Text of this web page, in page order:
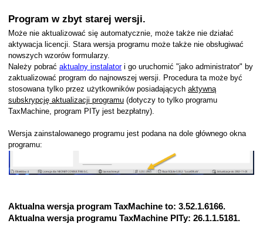
Program w zbyt starej wersji.
Może nie aktualizować się automatycznie, może także nie działać
aktywacja licencji. Stara wersja programu może także nie obsługiwać
nowszych wzorów formularzy.
Należy pobrać aktualny instalatori go uruchomić "jako administrator" by
zaktualizować program do najnowszej wersji. Procedura ta może być
stosowana tylko przez użytkowników posiadających aktywną
subskrypcję aktualizacji programu (dotyczy to tylko programu
TaxMachine, program PITy jest bezpłatny).
Wersja zainstalowanego programu jest podana na dole głównego okna
programu:
Aktualna wersja program TaxMachine to: 3.52.1.6166.
Aktualna wersja programu TaxMachine PITy: 26.1.1.5181.